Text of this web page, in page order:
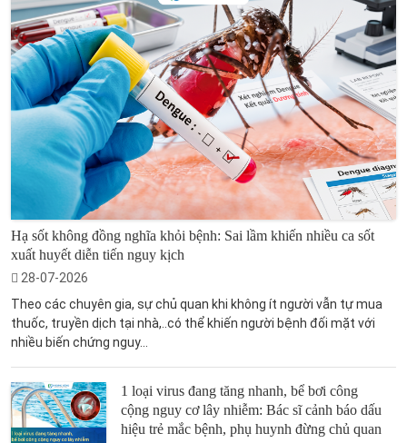
Hạ sốt không đồng nghĩa khỏi bệnh: Sai lầm khiến nhiều ca sốt
xuất huyết diễn tiến nguy kịch
28-07-2026
Theo các chuyên gia, sự chủ quan khi không ít người vẫn tự mua
thuốc, truyền dịch tại nhà,..có thể khiến người bệnh đối mặt với
nhiều biến chứng nguy...
1 loại virus đang tăng nhanh, bể bơi công
cộng nguy cơ lây nhiễm: Bác sĩ cảnh báo dấu
hiệu trẻ mắc bệnh, phụ huynh đừng chủ quan